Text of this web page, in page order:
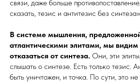
связи, даже больше
сказать, тезис и антитезис без
В системе мышления,
атлантическими элитами, мы видим
отказаться от синтеза. Они, эти
слышать о синтезе. Есть только тезис.
быть уничтожен, и точка. По сути, это